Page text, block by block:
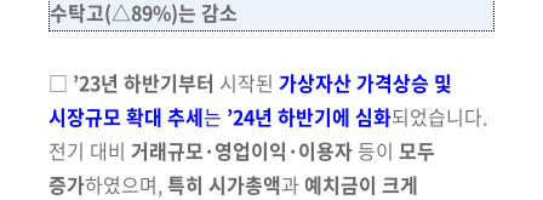
수탁고(△89%)는 감소
□ ’23년 하반기부터 시작된 가상자산 가격상승 및
시장규모 확대 추세는 ’24년 하반기에 심화되었습니다.
전기 대비 거래규모·영업이익·이용자 등이 모두
증가하였으며,특히 시가총액과 예치금이 크게